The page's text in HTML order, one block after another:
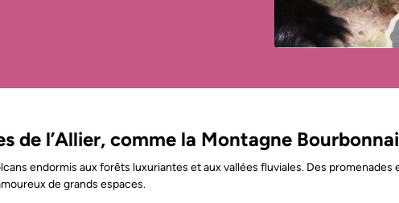
de l’Allier, comme la Montagne
endormis aux forêts luxuriantes et aux vallées fluviales. Des
de grands espaces.